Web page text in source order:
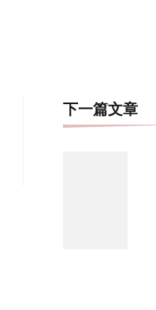
下一篇文章